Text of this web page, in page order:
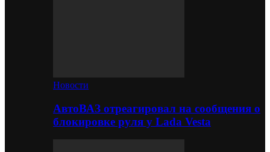
Новости
АвтоВАЗ отреагировал на сообщения о
блокировке руля у Lada Vesta